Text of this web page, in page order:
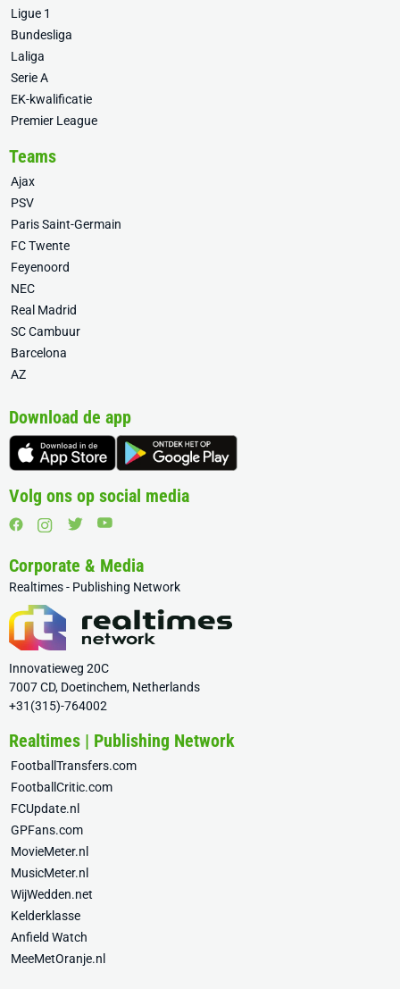
Ligue 1
Bundesliga
Laliga
Serie A
EK-kwalificatie
Premier League
Teams
Ajax
PSV
Paris Saint-Germain
FC Twente
Feyenoord
NEC
Real Madrid
SC Cambuur
Barcelona
AZ
Download de app
Volg ons op social media
Corporate & Media
Realtimes - Publishing Network
Innovatieweg 20C
7007 CD, Doetinchem, Netherlands
+31(315)-764002
Realtimes | Publishing Network
FootballTransfers.com
FootballCritic.com
FCUpdate.nl
GPFans.com
MovieMeter.nl
MusicMeter.nl
WijWedden.net
Kelderklasse
Anfield Watch
MeeMetOranje.nl